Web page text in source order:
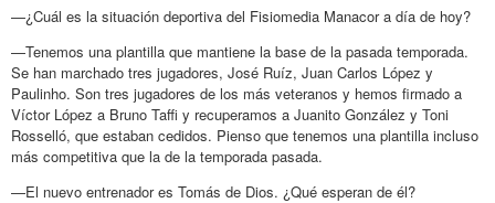
—¿Cuál es la situación deportiva del Fisiomedia Manacor a día de hoy?
—Tenemos una plantilla que mantiene la base de la pasada temporada.
Se han marchado tres jugadores, José Ruíz, Juan Carlos López y
Paulinho. Son tres jugadores de los más veteranos y hemos firmado a
Víctor López a Bruno Taffi y recuperamos a Juanito González y Toni
Rosselló, que estaban cedidos. Pienso que tenemos una plantilla incluso
más competitiva que la de la temporada pasada.
—El nuevo entrenador es Tomás de Dios. ¿Qué esperan de él?